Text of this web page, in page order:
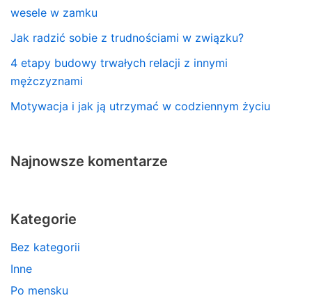
wesele w zamku
Jak radzić sobie z trudnościami w związku?
4 etapy budowy trwałych relacji z innymi
mężczyznami
Motywacja i jak ją utrzymać w codziennym życiu
Najnowsze komentarze
Kategorie
Bez kategorii
Inne
Po mensku